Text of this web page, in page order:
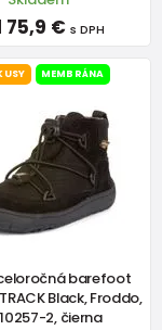
75,9 € s DPH
MEMBRÁNA
barefoot
Black, Froddo,
2, čierna